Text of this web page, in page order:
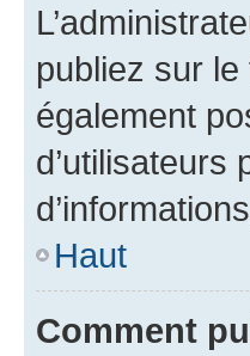
publiez sur
également
d’utilisateurs
Haut
Comment